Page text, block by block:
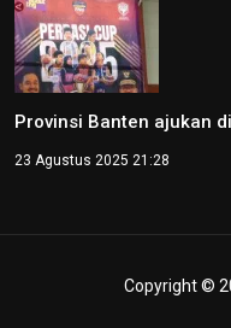
Provinsi Banten ajukan
23 Agustus 2025 21:28
Copyright ©